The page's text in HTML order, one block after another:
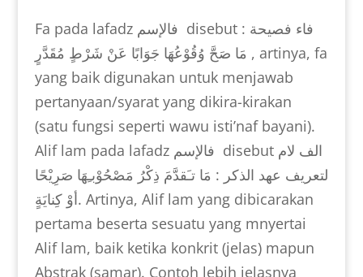
Fa pada lafadz
disebut فاء فصيحة :
مَا صَحَّ وُقُوْعُهَا جَوَابًا عَنْ شَرْطٍ مُقَدَّرٍ , artinya, fa
yang baik digunakan untuk menjawab
pertanyaan/syarat yang dikira-kirakan
(satu fungsi seperti wawu isti’naf bayani).
Alif lam pada lafadz
disebut الف لام
لتعريف عهد الذكر : مَا تـَقدَّمَ ذِكْرُ مَصْحُوْبـِهَا صَرِيْحًا
أوْ كِنايَةٍ. Artinya, Alif lam yang dibicarakan
pertama beserta sesuatu yang mnyertai
Alif lam, baik ketika konkrit (jelas) mapun
Abstrak (samar). Contoh lebih jelasnya